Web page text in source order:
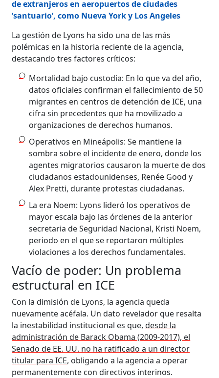
de extranjeros en aeropuertos de ciudades
‘santuario’, como Nueva York y Los Angeles
La gestión de Lyons ha sido una de las más
polémicas en la historia reciente de la agencia,
destacando tres factores críticos:
Mortalidad bajo custodia: En lo que va del año,
datos oficiales confirman el fallecimiento de 50
migrantes en centros de detención de ICE, una
cifra sin precedentes que ha movilizado a
organizaciones de derechos humanos.
Operativos en Mineápolis: Se mantiene la
sombra sobre el incidente de enero, donde los
agentes migratorios causaron la muerte de dos
ciudadanos estadounidenses, Renée Good y
Alex Pretti, durante protestas ciudadanas.
La era Noem: Lyons lideró los operativos de
mayor escala bajo las órdenes de la anterior
secretaria de Seguridad Nacional, Kristi Noem,
periodo en el que se reportaron múltiples
violaciones a los derechos fundamentales.
Vacío de poder: Un problema
estructural en ICE
Con la dimisión de Lyons, la agencia queda
nuevamente acéfala. Un dato revelador que resalta
la inestabilidad institucional es que,desde la
administración de Barack Obama (2009-2017), el
Senado de EE. UU. no ha ratificado a un director
titular para ICE, obligando a la agencia a operar
permanentemente con directivos interinos.